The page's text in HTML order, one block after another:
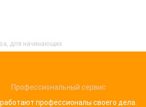
для начинающих
Профессиональный сервис
профессионалы своего дела.